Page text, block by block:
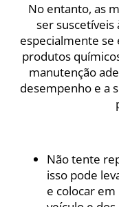
No entanto, as
ser
especialmente se
produtos
manutenção
desempenho e a
Não tente
isso pode
e colocar em